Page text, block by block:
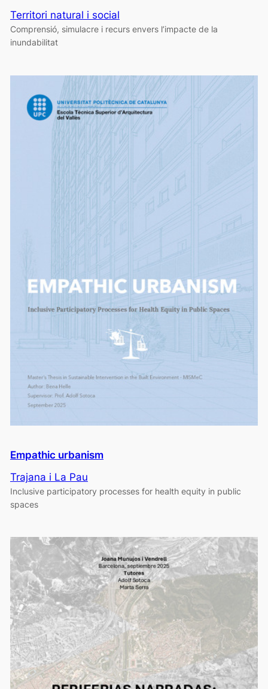
Territori natural i social
Comprensió, simulacre i recurs envers l’impacte de la
inundabilitat
Empathic urbanism
Trajana i La Pau
Inclusive participatory processes for health equity in public
spaces